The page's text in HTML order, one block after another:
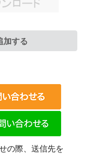
加する
の際、送信先を